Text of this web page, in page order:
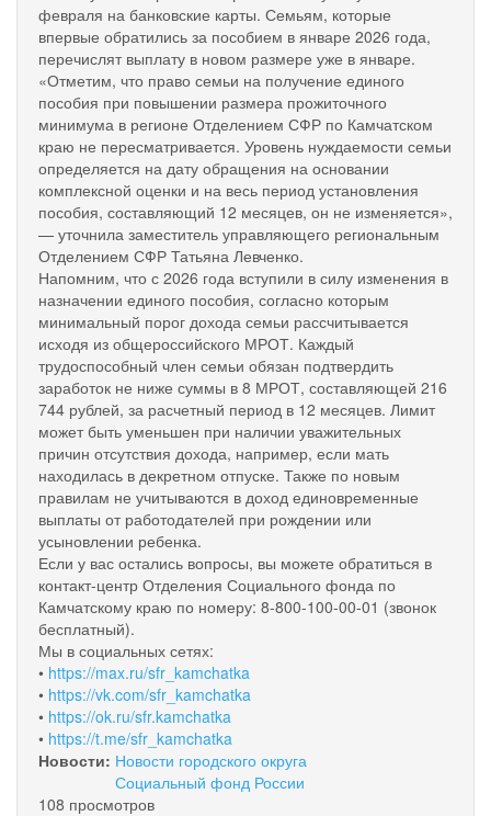
февраля на банковские карты. Семьям, которые
впервые обратились за пособием в январе 2026 года,
перечислят выплату в новом размере уже в январе.
«Отметим, что право семьи на получение единого
пособия при повышении размера прожиточного
минимума в регионе Отделением СФР по Камчатском
краю не пересматривается. Уровень нуждаемости семьи
определяется на дату обращения на основании
комплексной оценки и на весь период установления
пособия, составляющий 12 месяцев, он не изменяется»,
— уточнила заместитель управляющего региональным
Отделением СФР Татьяна Левченко.
Напомним, что с 2026 года вступили в силу изменения в
назначении единого пособия, согласно которым
минимальный порог дохода семьи рассчитывается
исходя из общероссийского МРОТ. Каждый
трудоспособный член семьи обязан подтвердить
заработок не ниже суммы в 8 МРОТ, составляющей 216
744 рублей, за расчетный период в 12 месяцев. Лимит
может быть уменьшен при наличии уважительных
причин отсутствия дохода, например, если мать
находилась в декретном отпуске. Также по новым
правилам не учитываются в доход единовременные
выплаты от работодателей при рождении или
усыновлении ребенка.
Если у вас остались вопросы, вы можете обратиться в
контакт-центр Отделения Социального фонда по
Камчатскому краю по номеру: 8-800-100-00-01 (звонок
бесплатный).
Мы в социальных сетях:
• https://max.ru/sfr_kamchatka
• https://vk.com/sfr_kamchatka
• https://ok.ru/sfr.kamchatka
• https://t.me/sfr_kamchatka
Новости: Новости городского округа
Социальный фонд России
108 просмотров